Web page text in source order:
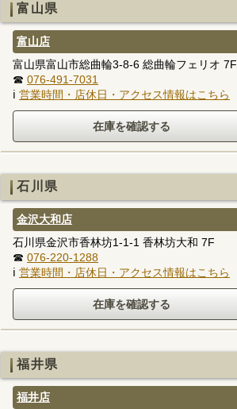
富山県
富山店
富山県富山市総曲輪3-8-6 総曲輪フェリオ 7F
☎ 076-491-7031
ℹ 営業時間・店休日・アクセス情報はこちら
石川県
金沢大和店
石川県金沢市香林坊1-1-1 香林坊大和 7F
☎ 076-220-1288
ℹ 営業時間・店休日・アクセス情報はこちら
福井県
福井店